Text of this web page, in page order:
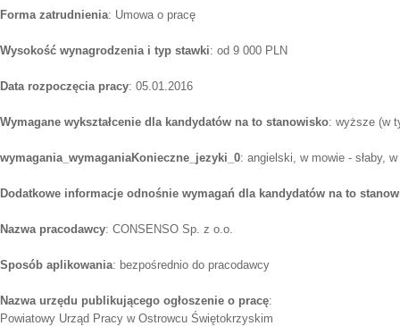
Forma zatrudnienia: Umowa o pracę
Wysokość wynagrodzenia i typ stawki: od 9 000 PLN
Data rozpoczęcia pracy: 05.01.2016
Wymagane wykształcenie dla kandydatów na to stanowisko: wyższe (w
wymagania_wymaganiaKonieczne_jezyki_0: angielski, w mowie - słaby,
Dodatkowe informacje odnośnie wymagań dla kandydatów na to
Nazwa pracodawcy: CONSENSO Sp. z o.o.
Sposób aplikowania: bezpośrednio do pracodawcy
Nazwa urzędu publikującego ogłoszenie o pracę:
Powiatowy Urząd Pracy w Ostrowcu Świętokrzyskim